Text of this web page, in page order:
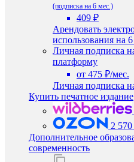
(подписка на 6 мес.)
409 ₽
Арендовать
использования на
Личная подписка
платформу
от 475 ₽/мес.
Личная подписка
Купить печатное издание
2
Дополнительное
современность